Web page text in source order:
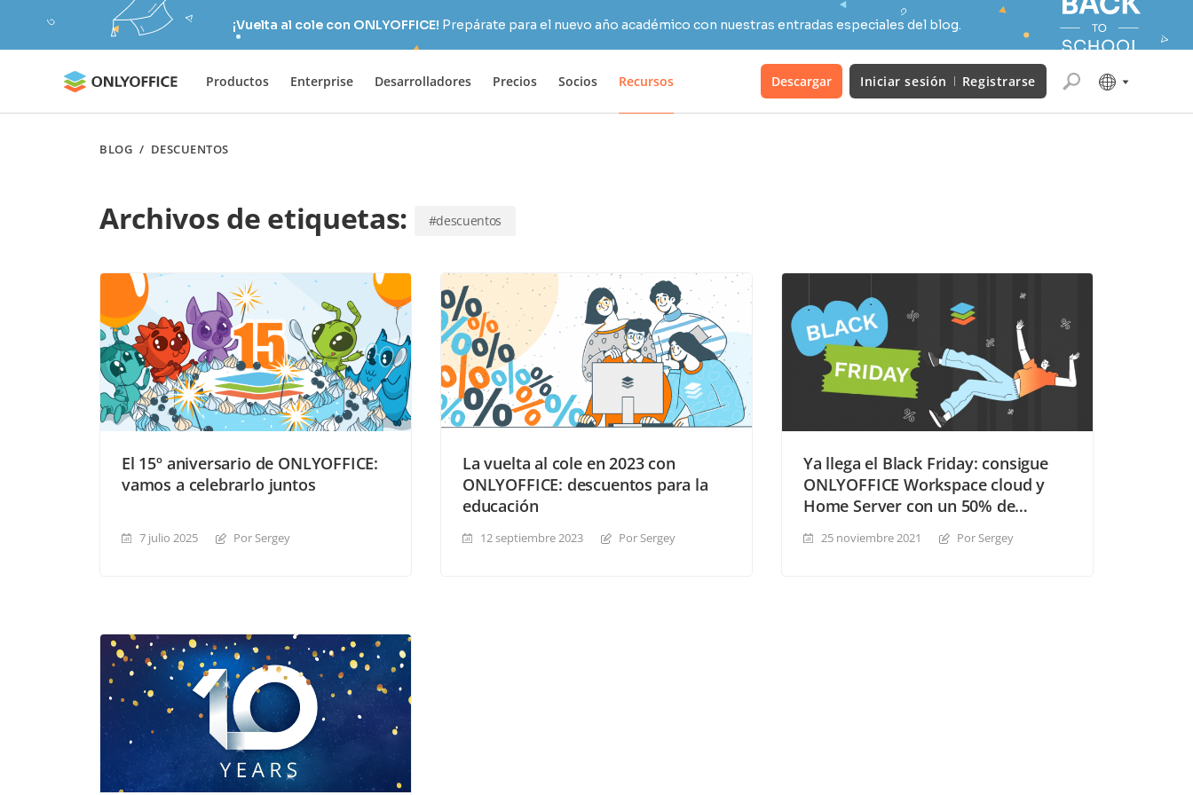
¡Vuelta al cole con ONLYOFFICE! Prepárate para el nuevo año académico con nuestras entradas especiales del blog.
Productos Enterprise Desarrolladores Precios Socios Recursos Descargar Iniciar sesión Registrarse
BLOG / DESCUENTOS
Archivos de etiquetas: #descuentos
El 15º aniversario de ONLYOFFICE:
vamos a celebrarlo juntos
7 julio 2025 Por Sergey
La vuelta al cole en 2023 con
ONLYOFFICE: descuentos para la
educación
12 septiembre 2023 Por Sergey
Ya llega el Black Friday: consigue
ONLYOFFICE Workspace cloud y
Home Server con un 50% de
25 noviembre 2021 Por Sergey